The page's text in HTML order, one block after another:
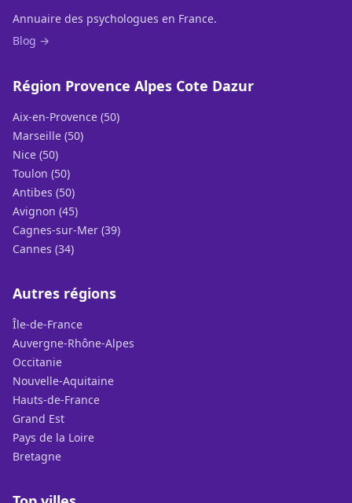
Annuaire des psychologues en France.
Blog →
Région Provence Alpes Cote Dazur
Aix-en-Provence (50)
Marseille (50)
Nice (50)
Toulon (50)
Antibes (50)
Avignon (45)
Cagnes-sur-Mer (39)
Cannes (34)
Autres régions
Île-de-France
Auvergne-Rhône-Alpes
Occitanie
Nouvelle-Aquitaine
Hauts-de-France
Grand Est
Pays de la Loire
Bretagne